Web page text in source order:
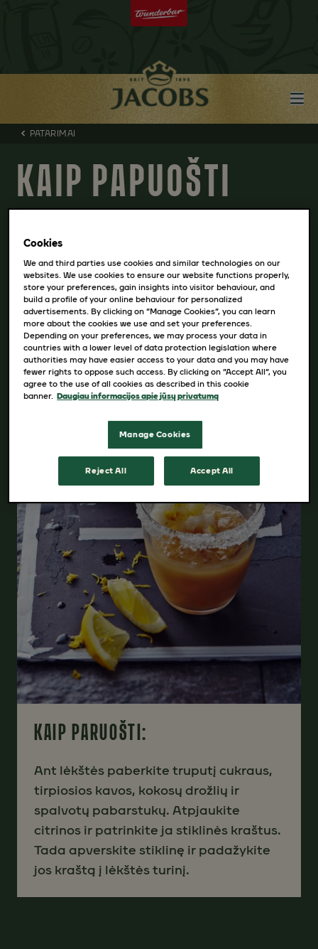
PATARIMAI
KAIP PAPUOŠTI
KAVOS STIKLINĘ
KAIP PARUOŠTI:
Ant lėkštės paberkite truputį cukraus,
tirpiosios kavos, kokosų drožlių ir
spalvotų pabarstukų. Atpjaukite
citrinos ir patrinkite ja stiklinės kraštus.
Tada apverskite stiklinę ir padažykite
jos kraštą į lėkštės turinį.
Cookies
We and third parties use cookies and similar technologies on our
websites. We use cookies to ensure our website functions properly,
store your preferences, gain insights into visitor behaviour, and
build a profile of your online behaviour for personalized
advertisements. By clicking on “Manage Cookies”, you can learn
more about the cookies we use and set your preferences.
Depending on your preferences, we may process your data in
countries with a lower level of data protection legislation where
authorities may have easier access to your data and you may have
fewer rights to oppose such access. By clicking on “Accept All”, you
agree to the use of all cookies as described in this cookie
banner. Daugiau informacijos apie jūsų privatumą
Manage Cookies
Reject All Accept All